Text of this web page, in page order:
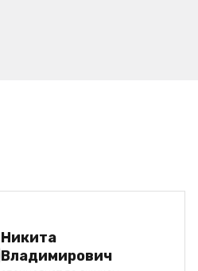
Никита
Владимирович